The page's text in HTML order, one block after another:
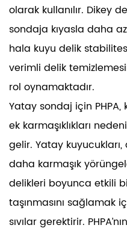
olarak kullanılır. Dikey
sondaja kıyasla daha
hala kuyu delik
verimli delik
rol oynamaktadır.
Yatay sondaj için PHPA,
ek karmaşıklıkları
gelir. Yatay
daha karmaşık
delikleri boyunca etkili
taşınmasını sağlamak
sıvılar gerektirir.